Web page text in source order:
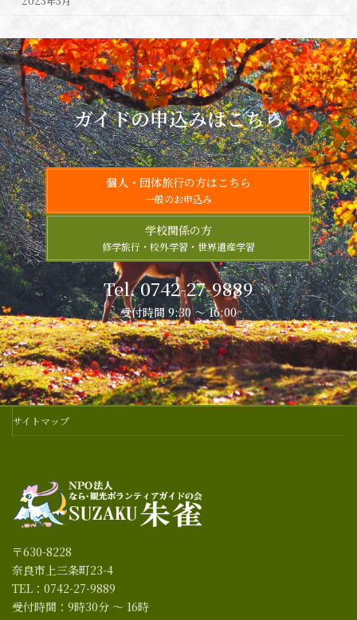
ガイドの申込みはこちら
個人・団体旅行の方はこちら
一般のお申込み
学校関係の方
修学旅行・校外学習・世界遺産学習
Tel. 0742-27-9889
受付時間 9:30 ～ 16:00
サイトマップ
〒630-8228
奈良市上三条町23-4
TEL：0742-27-9889
受付時間：9時30分 ～ 16時